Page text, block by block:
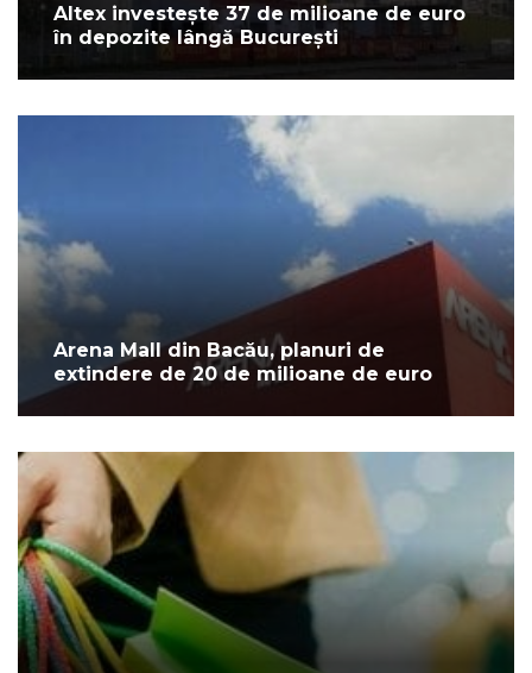
Altex investește 37 de milioane de euro
în depozite lângă București
Arena Mall din Bacău, planuri de
extindere de 20 de milioane de euro